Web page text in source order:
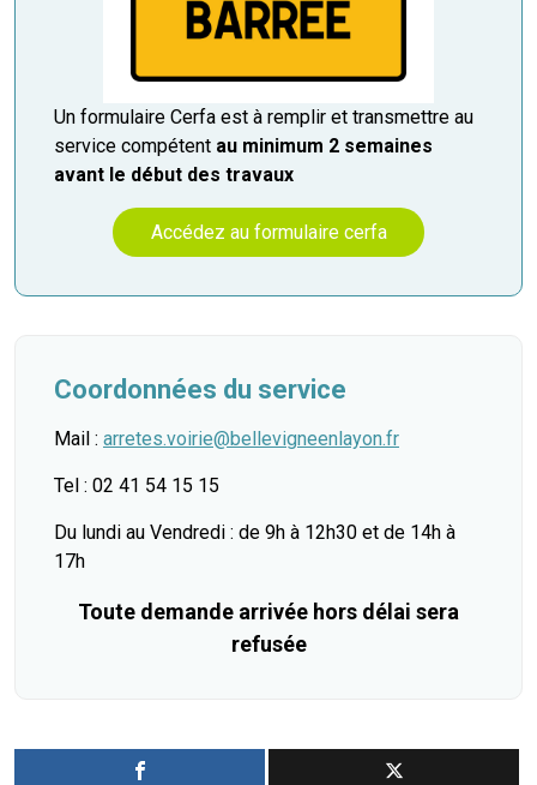
Un formulaire Cerfa est à remplir et transmettre au
service compétent au minimum 2 semaines
avant le début des travaux
Accédez au formulaire cerfa
Coordonnées du service
Mail : arretes.voirie@bellevigneenlayon.fr
Tel : 02 41 54 15 15
Du lundi au Vendredi : de 9h à 12h30 et de 14h à
17h
Toute demande arrivée hors délai sera
refusée